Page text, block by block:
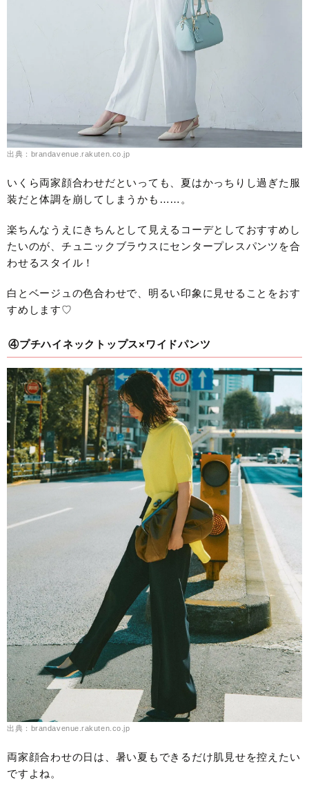
出典：brandavenue.rakuten.co.jp
いくら両家顔合わせだといっても、夏はかっちりし過ぎた服
装だと体調を崩してしまうかも……。
楽ちんなうえにきちんとして見えるコーデとしておすすめし
たいのが、チュニックブラウスにセンタープレスパンツを合
わせるスタイル！
白とベージュの色合わせで、明るい印象に見せることをおす
すめします♡
④プチハイネックトップス×ワイドパンツ
出典：brandavenue.rakuten.co.jp
両家顔合わせの日は、暑い夏もできるだけ肌見せを控えたい
ですよね。